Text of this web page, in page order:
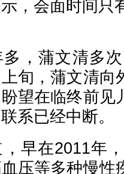
，会面时间只
，蒲文清多
旬，蒲文清向
望在临终前
系已经中断。
早在2011年
压等多种慢性